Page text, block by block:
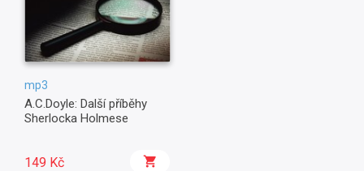
mp3
A.C.Doyle: Další příběhy
Sherlocka Holmese
149 Kč